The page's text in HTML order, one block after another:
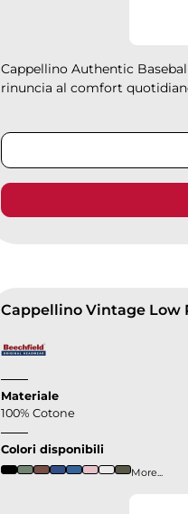
Cappellino Authentic
rinuncia al comfort
Cappellino Vintage Low
Materiale
100% Cotone
Colori disponibili
More...